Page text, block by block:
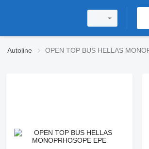
Autoline OPEN TOP BUS HELLAS